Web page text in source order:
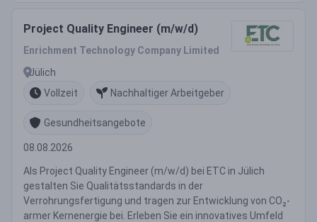
Project Quality Engineer (m/w/d)
Enrichment Technology Company Limited
Jülich
Vollzeit
Nachhaltiger Arbeitgeber
Gesundheitsangebote
08.08.2026
Als Project Quality Engineer (m/w/d) bei ETC in Jülich
gestalten Sie Qualitätsstandards in der
Verrohrungsfertigung und tragen zur Entwicklung von CO₂-
armer Kernenergie bei. Erleben Sie ein innovatives Umfeld